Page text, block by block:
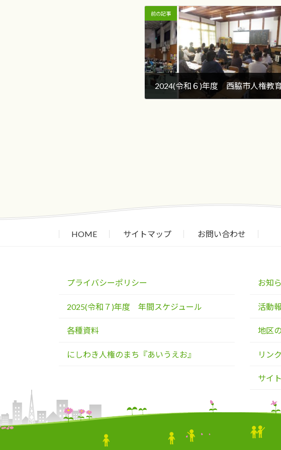
前の記事
2024(令和６)年度 西脇市人権教
HOME サイトマップ お問い合わせ
プライバシーポリシー
2025(令和７)年度 年間スケジュール
各種資料
にしわき人権のまち『あいうえお』
お知
活動
地区
リンク
サイ